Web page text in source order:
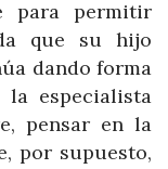
para permitir
que su hijo
dando forma
especialista
pensar en la
por supuesto,